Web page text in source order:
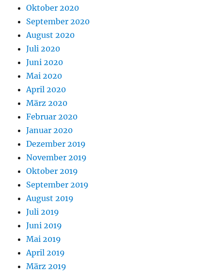
Oktober 2020
September 2020
August 2020
Juli 2020
Juni 2020
Mai 2020
April 2020
März 2020
Februar 2020
Januar 2020
Dezember 2019
November 2019
Oktober 2019
September 2019
August 2019
Juli 2019
Juni 2019
Mai 2019
April 2019
März 2019